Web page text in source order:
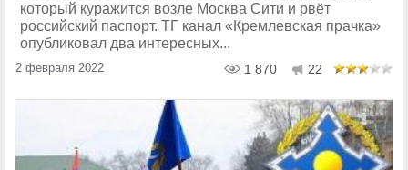
который куражится возле Москва Сити и рвёт
российский паспорт. ТГ канал «Кремлевская прачка»
опубликовал два интересных...
2 февраля 2022 1 870 22